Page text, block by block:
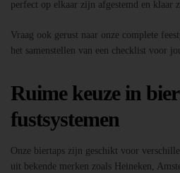
perfect op elkaar zijn afgestemd en klaar
Vraag ook gerust naar onze complete
het samenstellen van een checklist voor
Ruime keuze in
fustsystemen
Onze biertaps zijn geschikt voor
uit bekende merken zoals Heineken,